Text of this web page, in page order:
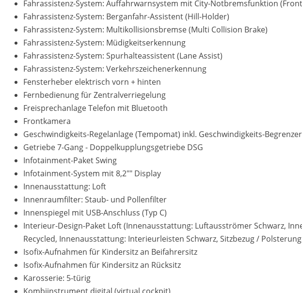
Fahrassistenz-System: Auffahrwarnsystem mit City-Notbremsfunktion
Fahrassistenz-System: Berganfahr-Assistent (Hill-Holder)
Fahrassistenz-System: Multikollisionsbremse (Multi Collision Brake)
Fahrassistenz-System: Müdigkeitserkennung
Fahrassistenz-System: Spurhalteassistent (Lane Assist)
Fahrassistenz-System: Verkehrszeichenerkennung
Fensterheber elektrisch vorn + hinten
Fernbedienung für Zentralverriegelung
Freisprechanlage Telefon mit Bluetooth
Frontkamera
Geschwindigkeits-Regelanlage (Tempomat) inkl. Geschwindigkeits-
Getriebe 7-Gang - Doppelkupplungsgetriebe DSG
Infotainment-Paket Swing
Infotainment-System mit 8,2"" Display
Innenausstattung: Loft
Innenraumfilter: Staub- und Pollenfilter
Innenspiegel mit USB-Anschluss (Typ C)
Interieur-Design-Paket Loft (Innenausstattung: Luftausströmer Schwarz,
Recycled, Innenausstattung: Interieurleisten Schwarz, Sitzbezug /
Isofix-Aufnahmen für Kindersitz an Beifahrersitz
Isofix-Aufnahmen für Kindersitz an Rücksitz
Karosserie: 5-türig